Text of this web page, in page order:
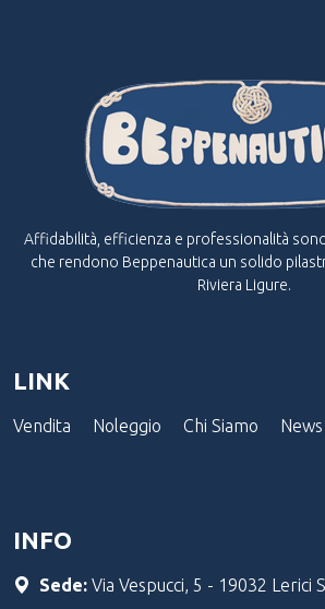
Affidabilità, efficienza e professionalità
che rendono Beppenautica un solido
Riviera Ligure.
LINK
Vendita Noleggio Chi Siamo News
INFO
Sede: Via Vespucci, 5 - 19032 Lerici